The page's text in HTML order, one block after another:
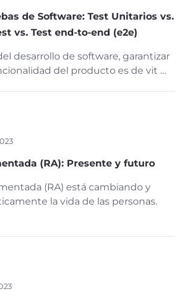
de Software: Test Unitarios vs.
vs. Test end-to-end (e2e)
desarrollo de software, garantizar
del producto es de vit …
(RA): Presente y futuro
(RA) está cambiando y
la vida de las personas.